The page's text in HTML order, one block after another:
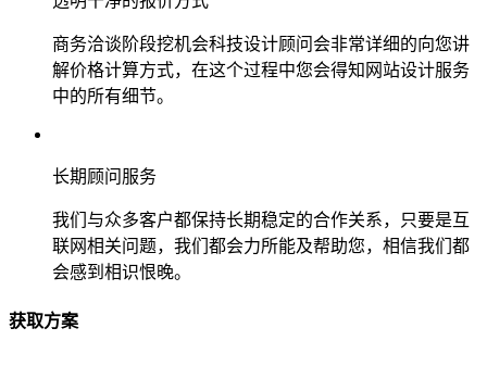
商务洽谈阶段挖机会科技设计顾问会非常详细的向您讲
解价格计算方式，在这个过程中您会得知网站设计服务
中的所有细节。
长期顾问服务
我们与众多客户都保持长期稳定的合作关系，只要是互
联网相关问题，我们都会力所能及帮助您，相信我们都
会感到相识恨晚。
获取方案